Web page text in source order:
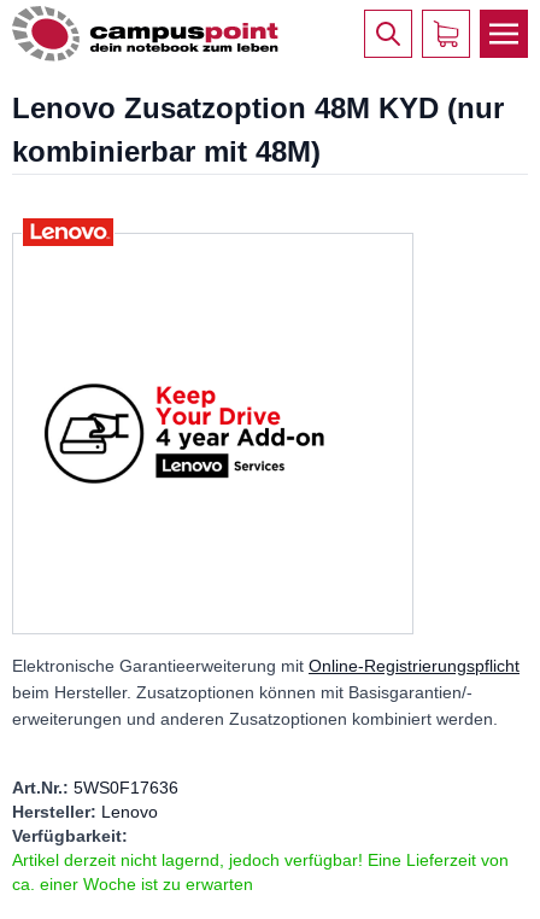
Lenovo Zusatzoption 48M KYD (nur
kombinierbar mit 48M)
Elektronische Garantieerweiterung mit Online-Registrierungspflicht
beim Hersteller. Zusatzoptionen können mit Basisgarantien/-
erweiterungen und anderen Zusatzoptionen kombiniert werden.
Art.Nr.: 5WS0F17636
Hersteller: Lenovo
Verfügbarkeit:
Artikel derzeit nicht lagernd, jedoch verfügbar! Eine Lieferzeit von
ca. einer Woche ist zu erwarten